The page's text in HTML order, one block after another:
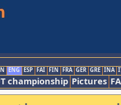
ENG ESP FAI FIN FRA GER GRE INA
championship Pictures